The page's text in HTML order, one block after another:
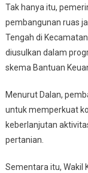
Tak hanya itu,
pembangunan ruas
Tengah di
diusulkan dalam
skema Bantuan
Menurut Dalan,
untuk memperkuat
keberlanjutan
pertanian.
Sementara itu, Wakil